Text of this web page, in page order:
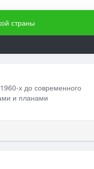
страны
х до современного
и планами